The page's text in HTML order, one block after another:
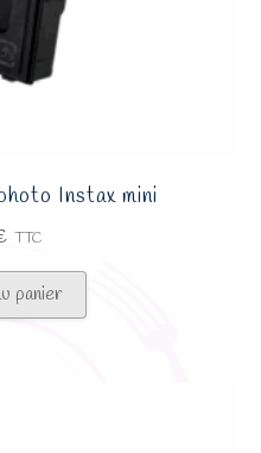
Instax mini
TTC
panier